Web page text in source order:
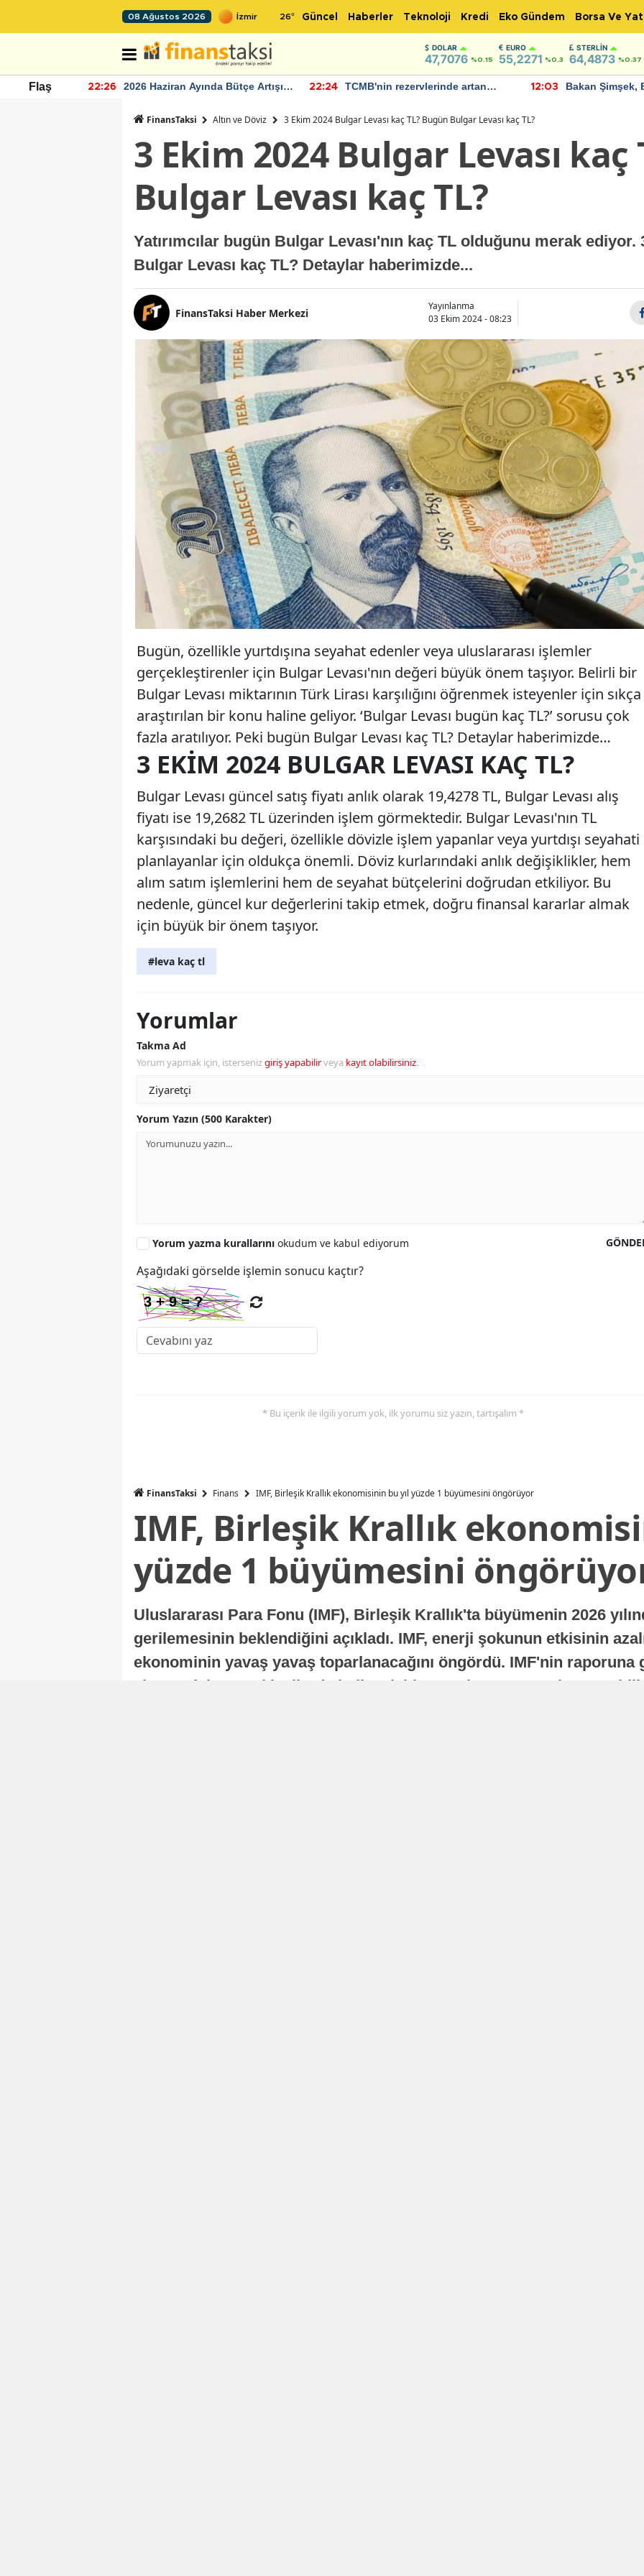
08 Ağustos 2026 26° Güncel Haberler Teknoloji Kredi Eko Gündem Borsa Ve
DOLAR
47,7076 %0.15
EURO
55,2271 %0.3
STERLIN
64,4873 %0.37
Flaş 22:26
2026 Haziran Ayında Bütçe Artışı
22:24
TCMB'nin rezervlerinde artan
12:03
Bakan Şimşek,
FinansTaksi Altın ve Döviz 3 Ekim 2024 Bulgar Levası kaç TL? Bugün Bulgar Levası kaç TL?
3 Ekim 2024 Bulgar Levası kaç
Bulgar Levası kaç TL?
Yatırımcılar bugün Bulgar Levası'nın kaç TL olduğunu merak
Bulgar Levası kaç TL? Detaylar haberimizde...
FinansTaksi Haber Merkezi
Yayınlanma
03 Ekim 2024 - 08:23
Bugün, özellikle yurtdışına seyahat edenler veya uluslararası işlemler
gerçekleştirenler için Bulgar Levası'nın değeri büyük önem taşıyor. Belirli bir
Bulgar Levası miktarının Türk Lirası karşılığını öğrenmek isteyenler için sıkça
araştırılan bir konu haline geliyor. ‘Bulgar Levası bugün kaç TL?’ sorusu çok
fazla aratılıyor. Peki bugün Bulgar Levası kaç TL? Detaylar haberimizde…
3 EKIM 2024 BULGAR LEVASI KAÇ TL?
Bulgar Levası güncel satış fiyatı anlık olarak 19,4278 TL, Bulgar Levası alış
fiyatı ise 19,2682 TL üzerinden işlem görmektedir. Bulgar Levası'nın TL
karşısındaki bu değeri, özellikle dövizle işlem yapanlar veya yurtdışı seyahati
planlayanlar için oldukça önemli. Döviz kurlarındaki anlık değişiklikler, hem
alım satım işlemlerini hem de seyahat bütçelerini doğrudan etkiliyor. Bu
nedenle, güncel kur değerlerini takip etmek, doğru finansal kararlar almak
için büyük bir önem taşıyor.
#leva kaç tl
Yorumlar
Takma Ad
Yorum yapmak için, istersenizgiriş yapabilirveya kayıt olabilirsiniz.
Yorum Yazın (500 Karakter)
Yorum yazma kurallarını okudum ve kabul ediyorum
Aşağıdaki görselde işlemin sonucu kaçtır?
* Bu içerik ile ilgili yorum yok, ilk yorumu siz yazın, tartışalım *
FinansTaksi Finans IMF, Birleşik Krallık ekonomisinin bu yıl yüzde 1 büyümesini öngörüyor
IMF, Birleşik Krallık
yüzde 1 büyümesini
Uluslararası Para Fonu (IMF), Birleşik Krallık'ta büyümenin 2026
gerilemesinin beklendiğini açıkladı. IMF, enerji şokunun etkisinin
ekonominin yavaş yavaş toparlanacağını öngördü. IMF'nin raporuna
ekonomisi, sonraki yıllarda istikrarlı bir toparlanma süreci